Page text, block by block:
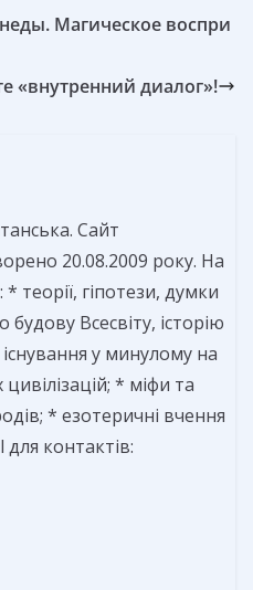
Магическое воспри
«внутренний диалог»!
Сайт
20.08.2009 року. На
теорії, гіпотези, думки
Всесвіту, історію
у минулому на
* міфи та
* езотеричні вчення
контактів: